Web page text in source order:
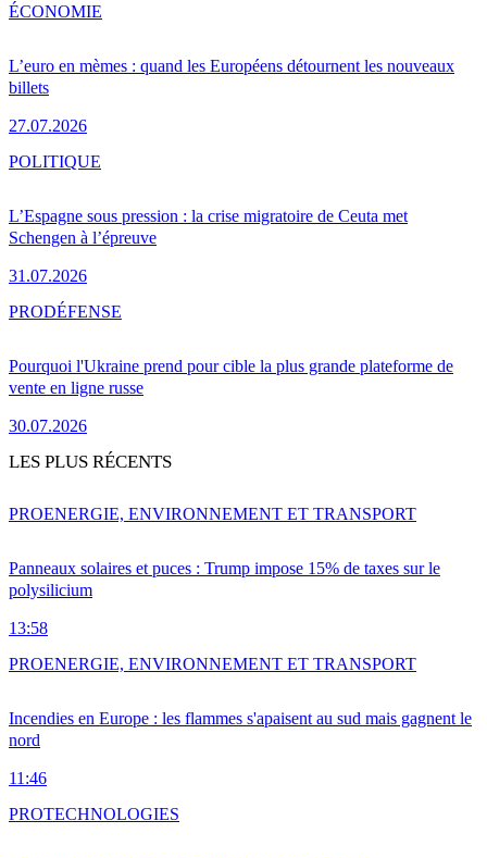
L’euro en mèmes : quand les Européens détournent les nouveaux
billets
27.07.2026
ÉCONOMIE
L’Espagne sous pression : la crise migratoire de Ceuta met
Schengen à l’épreuve
31.07.2026
POLITIQUE
Pourquoi l'Ukraine prend pour cible la plus grande plateforme de
vente en ligne russe
30.07.2026
PRODÉFENSE
LES PLUS RÉCENTS
Panneaux solaires et puces : Trump impose 15% de taxes sur le
polysilicium
13:58
PROENERGIE, ENVIRONNEMENT ET TRANSPORT
Incendies en Europe : les flammes s'apaisent au sud mais gagnent le
nord
11:46
PROENERGIE, ENVIRONNEMENT ET TRANSPORT
PROTECHNOLOGIES